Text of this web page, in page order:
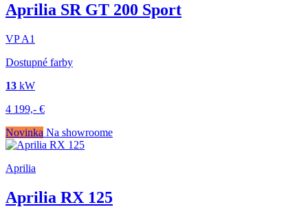
Aprilia SR GT 200 Sport
VPA1
Dostupné farby
13 kW
4 199,- €
Novinka Na showroome
Aprilia
Aprilia RX 125